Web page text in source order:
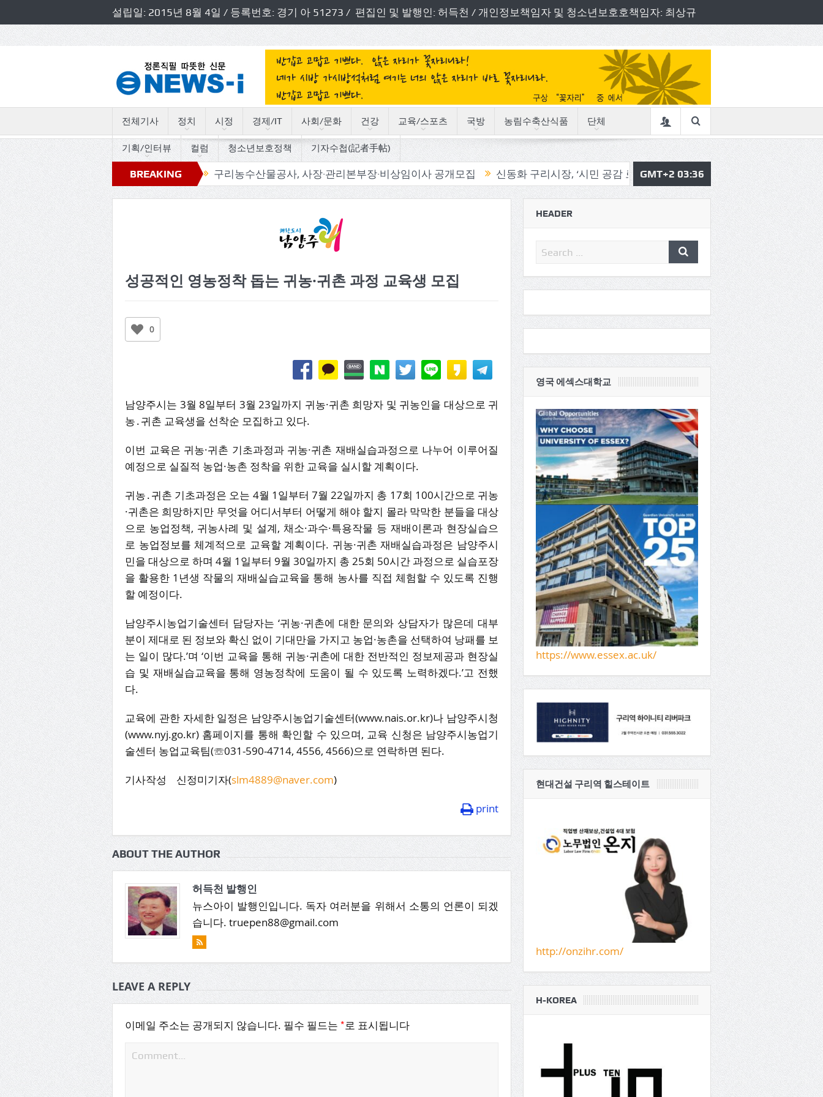
설립일: 2015년 8월 4일 / 등록번호: 경기 아 51273 / 편집인 및 발행인: 허득천 / 개인정보책임자 및 청소년보호호책임자: 최상규
전체기사 정치 시정 경제/IT 사회/문화 건강 교육/스포츠 국방 농림수축산식품 단체
기획/인터뷰 컬럼 청소년보호정책 기자수첩(記者手帖)
BREAKING
NEWS
트로트 세월따라 사연따라” 구리농수산물공사, 사장·관리본부장·비상임이사 공개모집 신동화 구리시장, ‘시민 공감 로드체킹’ 송파구 , ‘송이 한 컷’ 동네 풍경사진 공모
GMT+2 03:36
성공적인 영농정착 돕는 귀농·귀촌 과정 교육생 모집
0
남양주시는 3월 8일부터 3월 23일까지 귀농·귀촌 희망자 및 귀농인을 대상으로 귀
농․귀촌 교육생을 선착순 모집하고 있다.
이번 교육은 귀농·귀촌 기초과정과 귀농·귀촌 재배실습과정으로 나누어 이루어질
예정으로 실질적 농업·농촌 정착을 위한 교육을 실시할 계획이다.
귀농․귀촌 기초과정은 오는 4월 1일부터 7월 22일까지 총 17회 100시간으로 귀농
·귀촌은 희망하지만 무엇을 어디서부터 어떻게 해야 할지 몰라 막막한 분들을 대상
으로 농업정책, 귀농사례 및 설계, 채소·과수·특용작물 등 재배이론과 현장실습으
로 농업정보를 체계적으로 교육할 계획이다. 귀농·귀촌 재배실습과정은 남양주시
민을 대상으로 하며 4월 1일부터 9월 30일까지 총 25회 50시간 과정으로 실습포장
을 활용한 1년생 작물의 재배실습교육을 통해 농사를 직접 체험할 수 있도록 진행
할 예정이다.
남양주시농업기술센터 담당자는 ‘귀농·귀촌에 대한 문의와 상담자가 많은데 대부
분이 제대로 된 정보와 확신 없이 기대만을 가지고 농업·농촌을 선택하여 낭패를 보
는 일이 많다.’며 ‘이번 교육을 통해 귀농·귀촌에 대한 전반적인 정보제공과 현장실
습 및 재배실습교육을 통해 영농정착에 도움이 될 수 있도록 노력하겠다.’고 전했
다.
교육에 관한 자세한 일정은 남양주시농업기술센터(www.nais.or.kr)나 남양주시청
(www.nyj.go.kr) 홈페이지를 통해 확인할 수 있으며, 교육 신청은 남양주시농업기
술센터 농업교육팀(☏031-590-4714, 4556, 4566)으로 연락하면 된다.
기사작성 신정미기자(slm4889@naver.com)
print
ABOUT THE AUTHOR
허득천 발행인
뉴스아이 발행인입니다. 독자 여러분을 위해서 소통의 언론이 되겠
습니다. truepen88@gmail.com
LEAVE A REPLY
이메일 주소는 공개되지 않습니다. 필수 필드는 *로 표시됩니다
HEADER
영국 에섹스대학교
https://www.essex.ac.uk/
현대건설 구리역 힐스테이트
http://onzihr.com/
H-KOREA